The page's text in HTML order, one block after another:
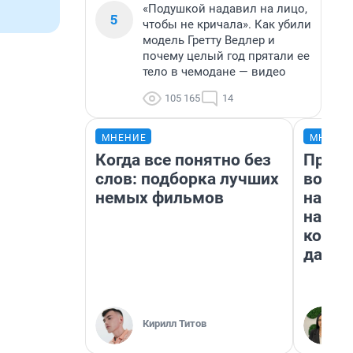
5
«Подушкой надавил на лицо,
чтобы не кричала». Как убили
модель Гретту Ведлер и
почему целый год прятали ее
тело в чемодане — видео
105 165 14
МНЕНИЕ
Когда все понятно без
слов: подборка лучших
немых фильмов
Кирилл Титов
нам
даже